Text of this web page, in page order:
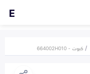
E
كبوت - 664002H010